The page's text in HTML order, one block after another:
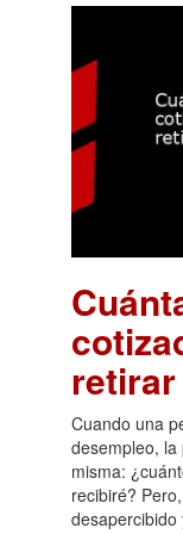
Cuando una
desempleo,
misma:
recibiré?